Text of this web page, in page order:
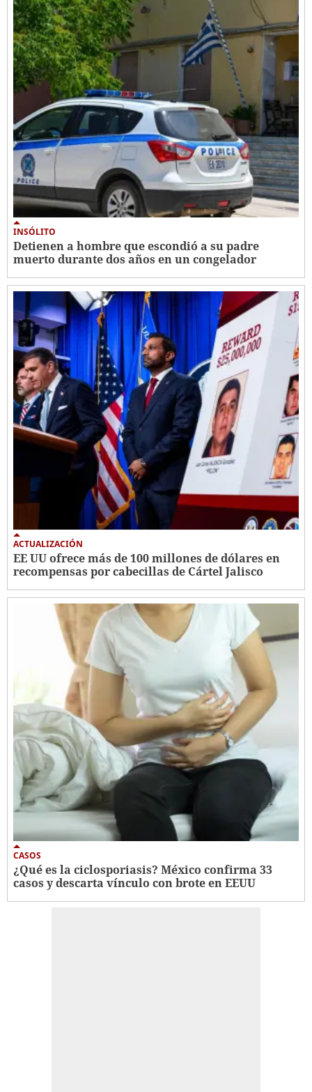
INSÓLITO
Detienen a hombre que escondió a su padre
muerto durante dos años en un congelador
ACTUALIZACIÓN
EE UU ofrece más de 100 millones de dólares en
recompensas por cabecillas de Cártel Jalisco
CASOS
¿Qué es la ciclosporiasis? México confirma 33
casos y descarta vínculo con brote en EEUU